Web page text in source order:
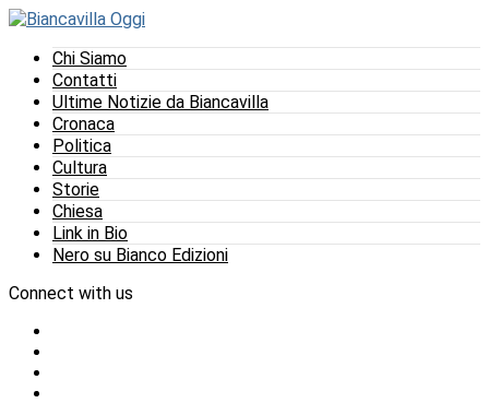
Chi Siamo
Contatti
Ultime Notizie da Biancavilla
Cronaca
Politica
Cultura
Storie
Chiesa
Link in Bio
Nero su Bianco Edizioni
Connect with us